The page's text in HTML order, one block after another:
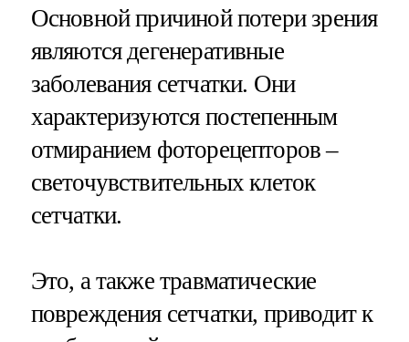
Основной причиной потери зрения
являются дегенеративные
заболевания сетчатки. Они
характеризуются постепенным
отмиранием фоторецепторов –
светочувствительных клеток
сетчатки.
Это, а также травматические
повреждения сетчатки, приводит к